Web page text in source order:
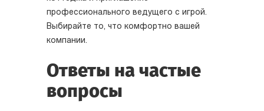
профессионального ведущего с игрой.
Выбирайте то, что комфортно вашей
компании.
Ответы на частые
вопросы